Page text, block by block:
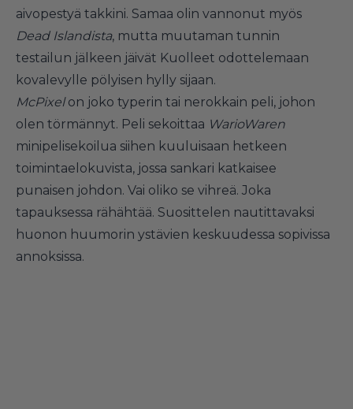
aivopestyä takkini. Samaa olin vannonut myös
Dead Islandista, mutta muutaman tunnin
testailun jälkeen jäivät Kuolleet odottelemaan
kovalevylle pölyisen hylly sijaan.
McPixelon joko typerin tai nerokkain peli, johon
olen törmännyt. Peli sekoittaa WarioWaren
minipelisekoilua siihen kuuluisaan hetkeen
toimintaelokuvista, jossa sankari katkaisee
punaisen johdon. Vai oliko se vihreä. Joka
tapauksessa rähähtää. Suosittelen nautittavaksi
huonon huumorin ystävien keskuudessa sopivissa
annoksissa.